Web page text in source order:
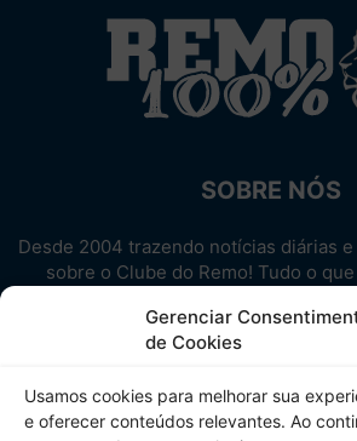
Gerenciar
de Cookies
Usamos cookies para melhorar sua
e oferecer conteúdos relevantes. Ao
SOBRE NÓS
Desde 2004 trazendo notícias diárias
sobre o Clube do Remo! Tudo o
Aproveite! Site não-
SIGA-NOS